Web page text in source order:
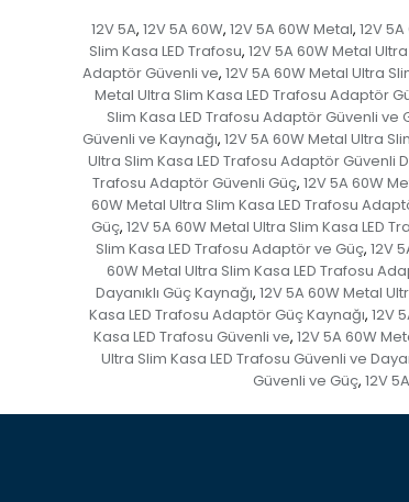
12V 5A, 12V 5A 60W, 12V 5A 60W Metal, 12V
Slim Kasa LED Trafosu, 12V 5A 60W Metal
Adaptör Güvenli ve, 12V 5A 60W Metal Ultra
Metal Ultra Slim Kasa LED Trafosu Adaptör
Slim Kasa LED Trafosu Adaptör Güvenli ve
Güvenli ve Kaynağı, 12V 5A 60W Metal Ultra
Ultra Slim Kasa LED Trafosu Adaptör Güvenli
Trafosu Adaptör Güvenli Güç, 12V 5A 60W
60W Metal Ultra Slim Kasa LED Trafosu
Güç, 12V 5A 60W Metal Ultra Slim Kasa LED
Slim Kasa LED Trafosu Adaptör ve Güç, 12V
60W Metal Ultra Slim Kasa LED Trafosu
Dayanıklı Güç Kaynağı, 12V 5A 60W Metal
Kasa LED Trafosu Adaptör Güç Kaynağı, 12V
Kasa LED Trafosu Güvenli ve, 12V 5A 60W
Ultra Slim Kasa LED Trafosu Güvenli ve
Güvenli ve Güç, 12V